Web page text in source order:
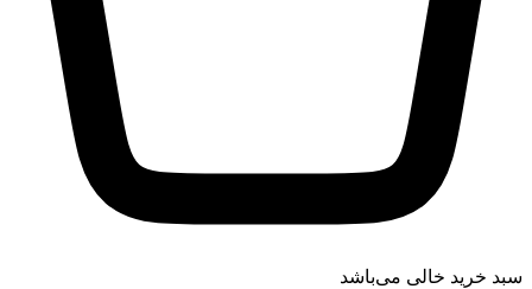
سبد خرید خالی می‌باشد